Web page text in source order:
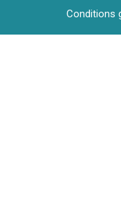
Conditions